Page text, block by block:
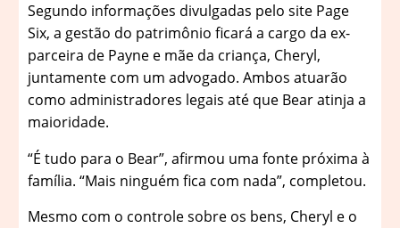
Segundo informações divulgadas pelo site Page
Six, a gestão do patrimônio ficará a cargo da ex-
parceira de Payne e mãe da criança, Cheryl,
juntamente com um advogado. Ambos atuarão
como administradores legais até que Bear atinja a
maioridade.
“É tudo para o Bear”, afirmou uma fonte próxima à
família. “Mais ninguém fica com nada”, completou.
Mesmo com o controle sobre os bens, Cheryl e o